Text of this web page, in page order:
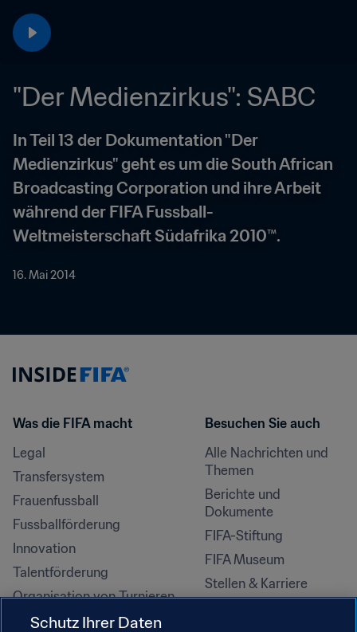
"Der Medienzirkus": SABC
In Teil 13 der Dokumentation "Der
Medienzirkus" geht es um die South African
Broadcasting Corporation und ihre Arbeit
während der FIFA Fussball-
Weltmeisterschaft Südafrika 2010™.
16. Mai 2014
Was die FIFA macht
Legal
Transfersystem
Frauenfussball
Fussballförderung
Innovation
Talentförderung
Organisation von Turnieren
Nachhaltigkeit
Besuchen Sie auch
Alle Nachrichten und
Themen
Berichte und
Dokumente
FIFA-Stiftung
FIFA Museum
Stellen & Karriere
Schutz Ihrer Daten